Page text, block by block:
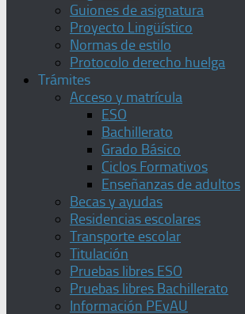
Guiones de asignatura
Proyecto Lingüístico
Normas de estilo
Protocolo derecho huelga
Trámites
Acceso y matrícula
ESO
Bachillerato
Grado Básico
Ciclos Formativos
Enseñanzas de adultos
Becas y ayudas
Residencias escolares
Transporte escolar
Titulación
Pruebas libres ESO
Pruebas libres Bachillerato
Información PEvAU